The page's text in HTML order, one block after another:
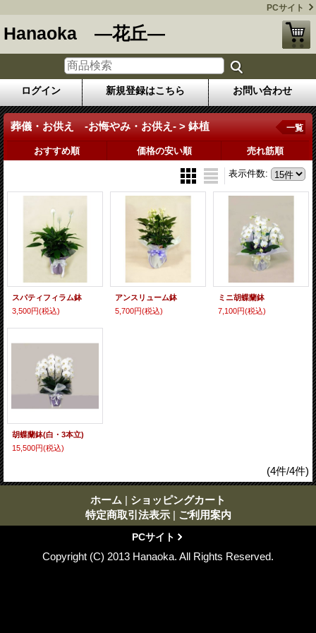
PCサイト
Hanaoka ―花丘―
ログイン 新規登録はこちら お問い合わせ
葬儀・お供え -お悔やみ・お供え- > 鉢植 一覧
おすすめ順 価格の安い順 売れ筋順
表示件数:
スパティフィラム鉢
3,500円(税込)
アンスリューム鉢
5,700円(税込)
ミニ胡蝶蘭鉢
7,100円(税込)
胡蝶蘭鉢(白・3本立)
15,500円(税込)
(4件/4件)
ホーム | ショッピングカート
特定商取引法表示 | ご利用案内
PCサイト
Copyright (C) 2013 Hanaoka. All Rights Reserved.